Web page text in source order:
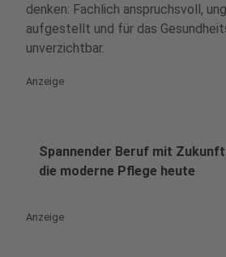
denken: Fachlich anspruchsvoll,
aufgestellt und für das
unverzichtbar.
Anzeige
Spannender Beruf mit
die moderne Pflege heute
Anzeige